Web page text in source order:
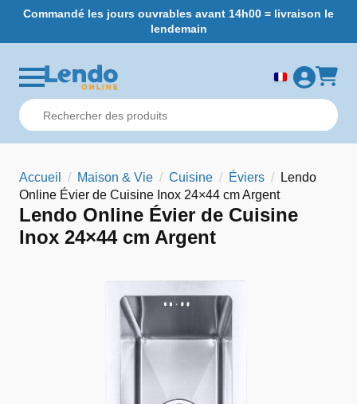
Commandé les jours ouvrables avant 14h00 = livraison le
lendemain
Accueil Maison & Vie Cuisine Éviers
Lendo
Online Évier de Cuisine Inox 24×44 cm Argent
Lendo Online Évier de Cuisine
Inox 24×44 cm Argent